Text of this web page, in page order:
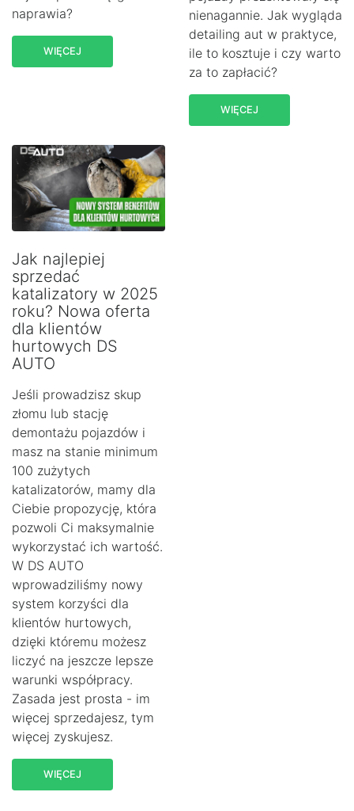
naprawia?
WIĘCEJ
nienagannie. Jak wygląda
detailing aut w praktyce,
ile to kosztuje i czy warto
za to zapłacić?
WIĘCEJ
Jak najlepiej
sprzedać
katalizatory w 2025
roku? Nowa oferta
dla klientów
hurtowych DS
AUTO
Jeśli prowadzisz skup
złomu lub stację
demontażu pojazdów i
masz na stanie minimum
100 zużytych
katalizatorów, mamy dla
Ciebie propozycję, która
pozwoli Ci maksymalnie
wykorzystać ich wartość.
W DS AUTO
wprowadziliśmy nowy
system korzyści dla
klientów hurtowych,
dzięki któremu możesz
liczyć na jeszcze lepsze
warunki współpracy.
Zasada jest prosta - im
więcej sprzedajesz, tym
więcej zyskujesz.
WIĘCEJ